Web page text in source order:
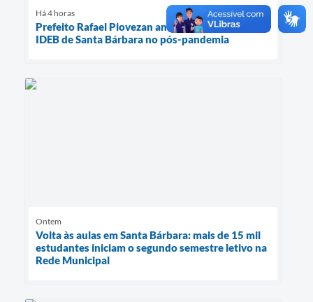
Há 4 horas
Prefeito Rafael Piovezan anuncia maior nota do
IDEB de Santa Bárbara no pós-pandemia
Ontem
Volta às aulas em Santa Bárbara: mais de 15 mil
estudantes iniciam o segundo semestre letivo na
Rede Municipal